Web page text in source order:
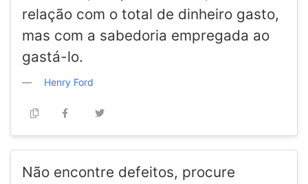
relação com o total de dinheiro gasto,
mas com a sabedoria empregada ao
gastá-lo.
Henry Ford
Não encontre defeitos, procure